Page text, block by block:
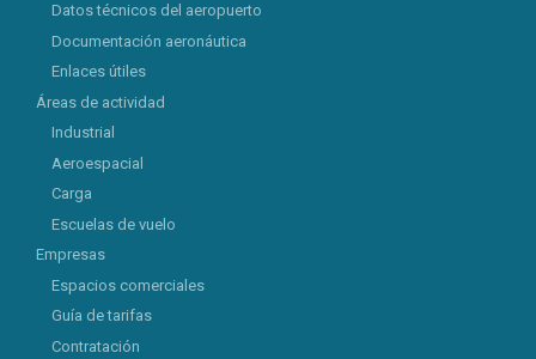
Datos técnicos del aeropuerto
Documentación aeronáutica
Enlaces útiles
Áreas de actividad
Industrial
Aeroespacial
Carga
Escuelas de vuelo
Empresas
Espacios comerciales
Guía de tarifas
Contratación